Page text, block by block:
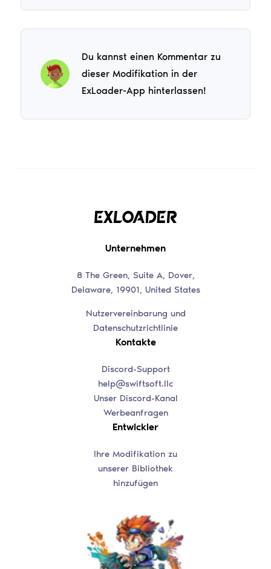
Du kannst einen Kommentar zu
dieser Modifikation in der
ExLoader-App hinterlassen!
Unternehmen
8 The Green, Suite A, Dover,
Delaware, 19901, United States
Nutzervereinbarung und
Datenschutzrichtlinie
Kontakte
Discord-Support
help@swiftsoft.llc
Unser Discord-Kanal
Werbeanfragen
Entwickler
Ihre Modifikation zu
unserer Bibliothek
hinzufügen